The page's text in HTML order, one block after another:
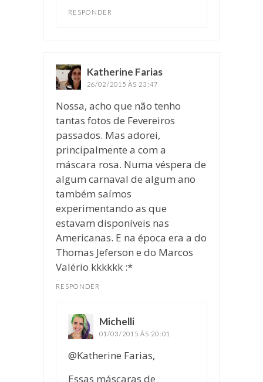
RESPONDER
Katherine Farias
26/02/2015 ÀS 23:47
Nossa, acho que não tenho
tantas fotos de Fevereiros
passados. Mas adorei,
principalmente a com a
máscara rosa. Numa véspera de
algum carnaval de algum ano
também saímos
experimentando as que
estavam disponíveis nas
Americanas. E na época era a do
Thomas Jeferson e do Marcos
Valério kkkkkk :*
RESPONDER
Michelli
01/03/2015 ÀS 20:01
@Katherine Farias,
Essas máscaras de